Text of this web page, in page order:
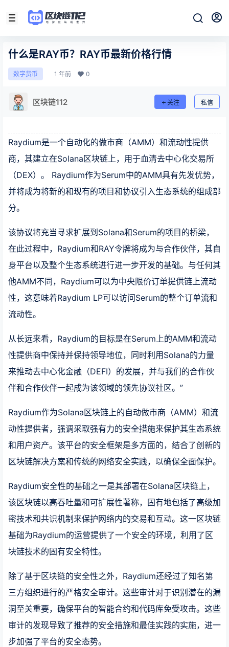
什么是RAY币？RAY币最新价格行情
数字货币 1 年前 0
区块链112 关注 私信
Raydium是一个自动化的做市商（AMM）和流动性提供
商，其建立在Solana区块链上，用于血清去中心化交易所
（DEX）。 Raydium作为Serum中的AMM具有先发优势，
并将成为将新的和现有的项目和协议引入生态系统的组成部
分。
该协议将充当寻求扩展到Solana和Serum的项目的桥梁，
在此过程中，Raydium和RAY令牌将成为与合作伙伴，其自
身平台以及整个生态系统进行进一步开发的基础。与任何其
他AMM不同，Raydium可以为中央限价订单提供链上流动
性，这意味着Raydium LP可以访问Serum的整个订单流和
流动性。
从长远来看，Raydium的目标是在Serum上的AMM和流动
性提供商中保持并保持领导地位，同时利用Solana的力量
来推动去中心化金融（DEFI）的发展，并与我们的合作伙
伴和合作伙伴一起成为该领域的领先协议社区。”
Raydium作为Solana区块链上的自动做市商（AMM）和流
动性提供者，强调采取强有力的安全措施来保护其生态系统
和用户资产。该平台的安全框架是多方面的，结合了创新的
区块链解决方案和传统的网络安全实践，以确保全面保护。
Raydium安全性的基础之一是其部署在Solana区块链上，
该区块链以高吞吐量和可扩展性著称，固有地包括了高级加
密技术和共识机制来保护网络内的交易和互动。这一区块链
基础为Raydium的运营提供了一个安全的环境，利用了区
块链技术的固有安全特性。
除了基于区块链的安全性之外，Raydium还经过了知名第
三方组织进行的严格安全审计。这些审计对于识别潜在的漏
洞至关重要，确保平台的智能合约和代码库免受攻击。这些
审计的发现导致了推荐的安全措施和最佳实践的实施，进一
步加强了平台的安全态势。